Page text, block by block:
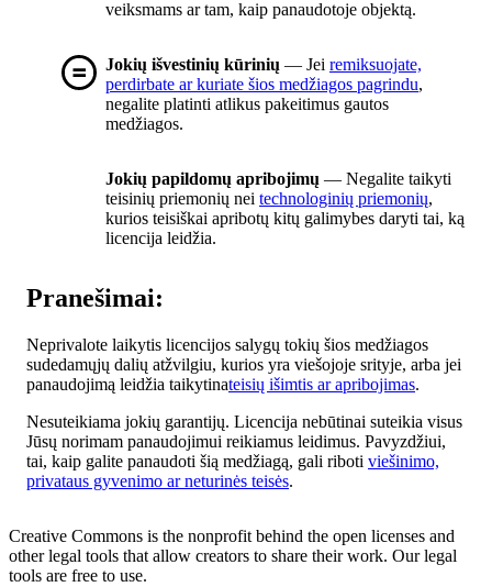
veiksmams ar tam, kaip panaudotoje objektą.
Jokių išvestinių kūrinių — Jei remiksuojate,
perdirbate ar kuriate šios medžiagos pagrindu,
negalite platinti atlikus pakeitimus gautos
medžiagos.
Jokių papildomų apribojimų — Negalite taikyti
teisinių priemonių nei technologinių priemonių,
kurios teisiškai apribotų kitų galimybes daryti tai, ką
licencija leidžia.
Pranešimai:
Neprivalote laikytis licencijos salygų tokių šios medžiagos
sudedamųjų dalių atžvilgiu, kurios yra viešojoje srityje, arba jei
panaudojimą leidžia taikytinateisių išimtis ar apribojimas.
Nesuteikiama jokių garantijų. Licencija nebūtinai suteikia visus
Jūsų norimam panaudojimui reikiamus leidimus. Pavyzdžiui,
tai, kaip galite panaudoti šią medžiagą, gali riboti viešinimo,
privataus gyvenimo ar neturinės teisės.
Creative Commons is the nonprofit behind the open licenses and
other legal tools that allow creators to share their work. Our legal
tools are free to use.